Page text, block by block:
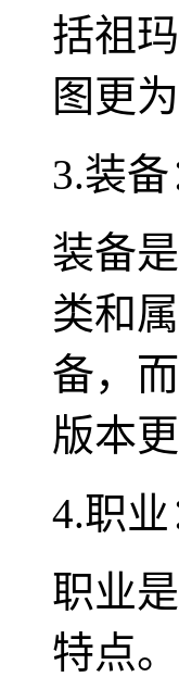
括祖
图更
3.装备
装备
类和
备，
版本
4.职业
职业
特点